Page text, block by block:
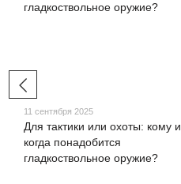
11 сентября 2025
Для тактики или охоты: кому и
когда понадобится
гладкоствольное оружие?